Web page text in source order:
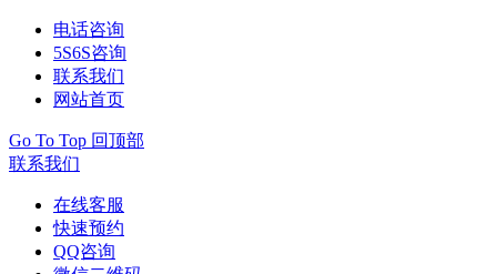
电话咨询
5S6S咨询
联系我们
网站首页
Go To Top 回顶部
联系我们
在线客服
快速预约
QQ咨询